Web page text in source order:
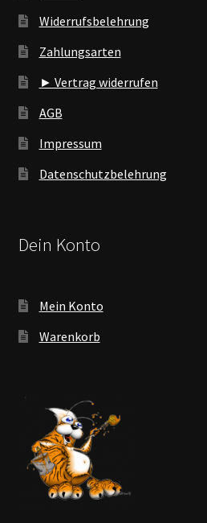
Widerrufsbelehrung
Zahlungsarten
► Vertrag widerrufen
AGB
Impressum
Datenschutzbelehrung
Dein Konto
Mein Konto
Warenkorb